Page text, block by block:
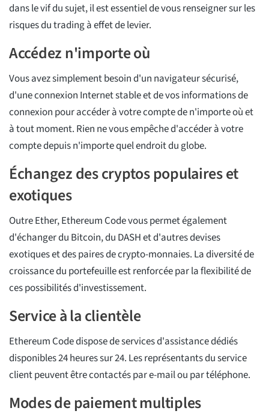
dans le vif du sujet, il est essentiel de vous renseigner sur les
risques du trading à effet de levier.
Accédez n'importe où
Vous avez simplement besoin d'un navigateur sécurisé,
d'une connexion Internet stable et de vos informations de
connexion pour accéder à votre compte de n'importe où et
à tout moment. Rien ne vous empêche d'accéder à votre
compte depuis n'importe quel endroit du globe.
Échangez des cryptos populaires et
exotiques
Outre Ether, Ethereum Code vous permet également
d'échanger du Bitcoin, du DASH et d'autres devises
exotiques et des paires de crypto-monnaies. La diversité de
croissance du portefeuille est renforcée par la flexibilité de
ces possibilités d'investissement.
Service à la clientèle
Ethereum Code dispose de services d'assistance dédiés
disponibles 24 heures sur 24. Les représentants du service
client peuvent être contactés par e-mail ou par téléphone.
Modes de paiement multiples